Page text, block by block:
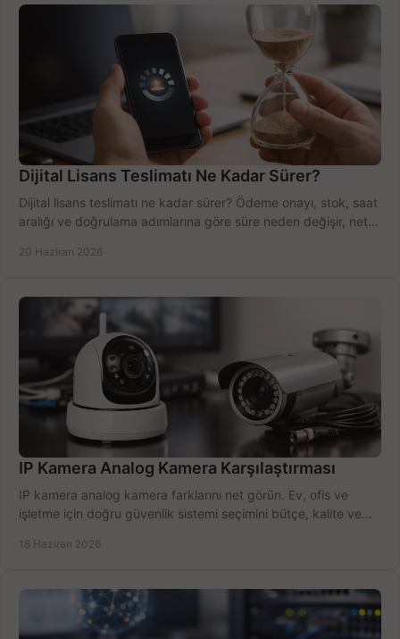
Dijital Lisans Teslimatı Ne Kadar Sürer?
Dijital lisans teslimatı ne kadar sürer? Ödeme onayı, stok, saat
aralığı ve doğrulama adımlarına göre süre neden değişir, net
20 Haziran 2026
IP Kamera Analog Kamera Karşılaştırması
IP kamera analog kamera farklarını net görün. Ev, ofis ve
işletme için doğru güvenlik sistemi seçimini bütçe, kalite ve
18 Haziran 2026